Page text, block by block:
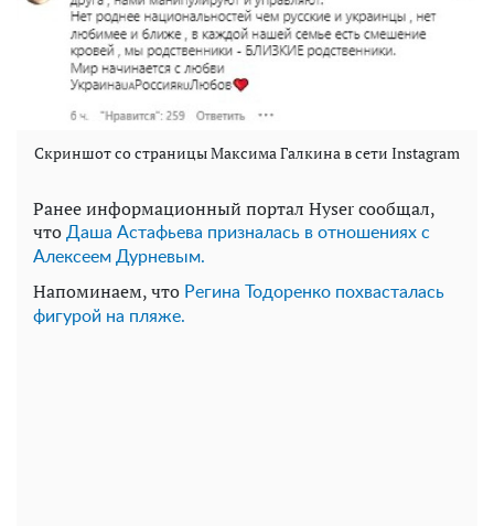
Скриншот со страницы Максима Галкина в сети Instagram
Ранее информационный портал Hyser сообщал,
что Даша Астафьева призналась в отношениях с
Алексеем Дурневым.
Напоминаем, что Регина Тодоренко похвасталась
фигурой на пляже.